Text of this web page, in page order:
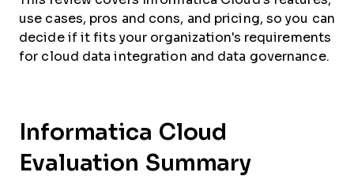
use cases, pros and cons, and pricing, so you can
decide if it fits your organization's requirements
for cloud data integration and data governance.
Informatica Cloud
Evaluation Summary